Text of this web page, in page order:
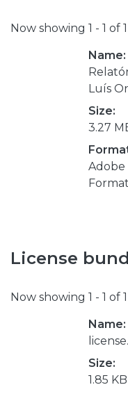
Now showing 1 - 1 of 1
Name:
Luís
Size:
3.27
Format
License
Now showing 1 - 1 of 1
Name:
Size:
1.85 KB